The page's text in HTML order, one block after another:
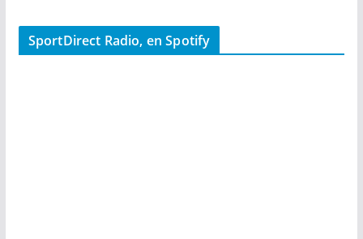
SportDirect Radio, en Spotify